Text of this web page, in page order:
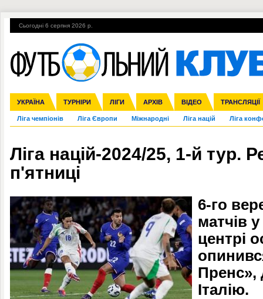
Сьогодні 6 серпня 2026 р.
УКРАЇНА ТУРНІРИ ЛІГИ АРХІВ ВІДЕО ТРАНСЛЯЦІЇ
Збірна Прем'єр-ліга Перша ліга Друга ліга Кубок України
Ліга чемпіонів Ліга Європи Міжнародні Ліга націй Ліга
Англія Іспанія Італія Німеччина Франція Інші
ЧС-2014 ЄВРО-2016 Росія Кубок конфедерацій ЧЄ-2015 (U-
Гарячі теми УПЛ, 1-й тур ВІЙНА УПЛ-ПЕРЕХОДИ
Ліга націй-2024/25, 1-й тур.
п'ятниці
6-го
матчів
центрі
Пренс»,
Італію.